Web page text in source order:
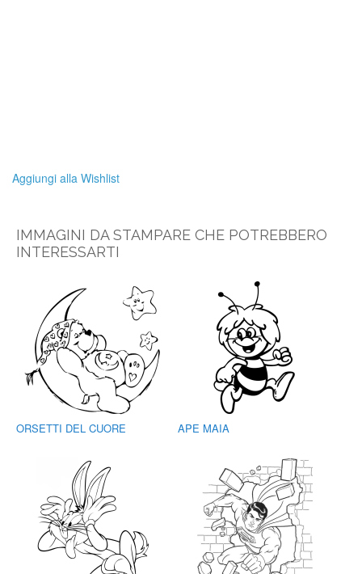
Aggiungi alla Wishlist
IMMAGINI DA STAMPARE CHE POTREBBERO
INTERESSARTI
ORSETTI DEL CUORE APE MAIA